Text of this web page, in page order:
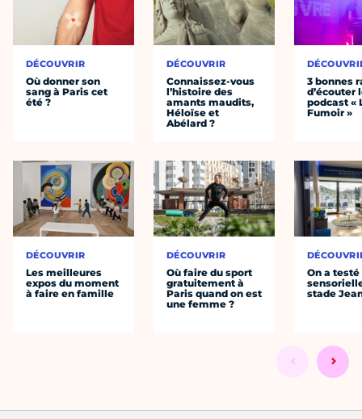
DÉCOUVRIR
Où donner son
sang à Paris cet
été ?
DÉCOUVRIR
Les meilleures
expos du moment
à faire en famille
DÉCOUVRIR
Connaissez-vous
l’histoire des
amants maudits,
Héloïse et
Abélard ?
DÉCOUVRIR
Où faire du sport
gratuitement à
Paris quand on est
une femme ?
3 bonnes
d’écouter
podcast «
Fumoir »
On a
stade